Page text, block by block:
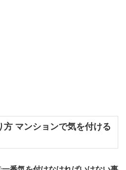
方 マンションで気を付ける